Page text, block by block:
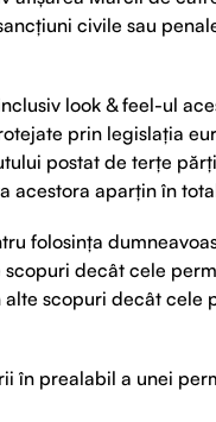
civile sau
look & feel-ul
prin legislația
postat de terțe
acestora aparțin în
folosința
decât cele
scopuri decât cele
în prealabil a unei